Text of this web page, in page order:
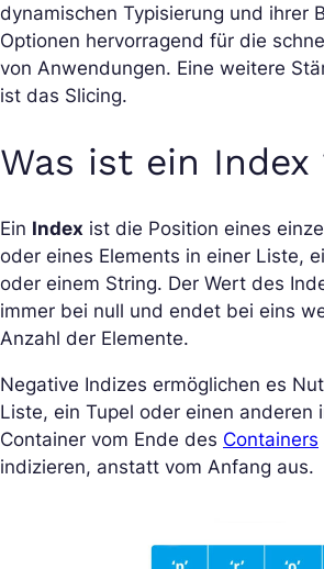
dynamischen Typisierung und ihrer
Optionen hervorragend für die
von Anwendungen. Eine weitere
ist das Slicing.
Was ist ein Index
Ein Index ist die Position eines
oder eines Elements in einer Liste,
oder einem String. Der Wert des
immer bei null und endet bei eins
Anzahl der Elemente.
Negative Indizes ermöglichen es
Liste, ein Tupel oder einen anderen
Container vom Ende des Containers
indizieren, anstatt vom Anfang aus.